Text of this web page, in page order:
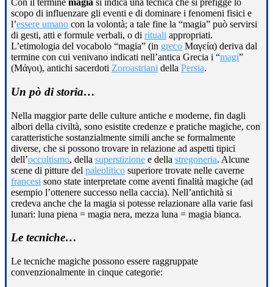
Con il termine magia si indica una tecnica che si prefigge lo
scopo di influenzare gli eventi e di dominare i fenomeni fisici e
l’essere umano con la volontà; a tale fine la “magia” può servirsi
di gesti, atti e formule verbali, o di rituali appropriati.
L’etimologia del vocabolo “magia” (in greco Μαγεία) deriva dal
termine con cui venivano indicati nell’antica Grecia i “magi”
(Μάγοι), antichi sacerdoti Zoroastriani della Persia.
Un pò di storia…
Nella maggior parte delle culture antiche e moderne, fin dagli
albori della civiltà, sono esistite credenze e pratiche magiche, con
caratteristiche sostanzialmente simili anche se formalmente
diverse, che si possono trovare in relazione ad aspetti tipici
dell’occultismo, della superstizione e della stregoneria. Alcune
scene di pitture del paleolitico superiore trovate nelle caverne
francesi sono state interpretate come aventi finalità magiche (ad
esempio l’ottenere successo nella caccia). Nell’antichità si
credeva anche che la magia si potesse relazionare alla varie fasi
lunari: luna piena = magia nera, mezza luna = magia bianca.
Le tecniche…
Le tecniche magiche possono essere raggruppate
convenzionalmente in cinque categorie: